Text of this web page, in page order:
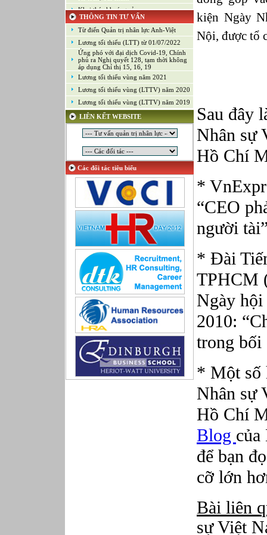
Khai thác khoáng sản
Kiểm soát chất lượng (Game)
Kinh doanh
Kỹ thuật ứng dụng
Lập trình
Lập trình Game
Luật
Môi giới chứng khoán
Mỹ thuật công nghiệp
Nghiên cứu và Phát triển
Ngoại ngữ
Nhân sự
Nhân sự - Hành chính
Nhiều lĩnh vực
Phát triển kinh doanh
Quan hệ công chúng
Quản lý chất lượng
Quản lý, Điều hành
Quản lý, Kinh doanh bất động sản
Quản trị hệ thống
Sản xuất game online
Sở hữu công nghiệp
Tài chính
Thiết kế
Tiếp thị
Tổ chức Sản xuất
Truyền thông
Truyền thông, PR
THÔNG TIN TƯ VẤN
Từ điển Quản trị nhân lực Anh-Việt
Lương tối thiểu (LTT) từ 01/07/2022
Ứng phó với đại dịch Covid-19, Chính
phủ ra Nghị quyết 128, tạm thời không
áp dụng Chỉ thị 15, 16, 19
Lương tối thiểu vùng năm 2021
Lương tối thiểu vùng (LTTV) năm 2020
Lương tối thiểu vùng (LTTV) năm 2019
LIÊN KẾT WEBSITE
Các đối tác tiêu biểu
kiện Ngày
Nội, được tổ
Sau đây
Nhân sự
Hồ Chí
*
“CEO
người
* Đài
TPHCM
Ngày hội
2010:
trong bối
* Một số
Nhân sự
Hồ Chí
Blog
để bạn
cỡ lớn
Bài liên
sự Việt